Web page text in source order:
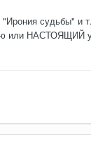
судьбы" и
НАСТОЯЩИЙ